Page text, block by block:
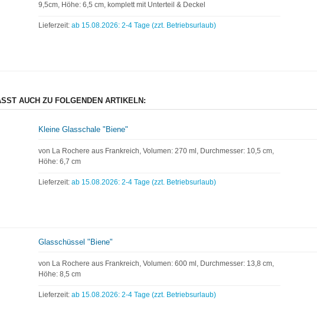
9,5cm, Höhe: 6,5 cm, komplett mit Unterteil & Deckel
Lieferzeit:ab 15.08.2026: 2-4 Tage (zzt. Betriebsurlaub)
AUCH ZU FOLGENDEN ARTIKELN:
Kleine Glasschale "Biene"
von La Rochere aus Frankreich, Volumen: 270 ml, Durchmesser: 10,5 cm,
Höhe: 6,7 cm
Lieferzeit:ab 15.08.2026: 2-4 Tage (zzt. Betriebsurlaub)
Glasschüssel "Biene"
von La Rochere aus Frankreich, Volumen: 600 ml, Durchmesser: 13,8 cm,
Höhe: 8,5 cm
Lieferzeit:ab 15.08.2026: 2-4 Tage (zzt. Betriebsurlaub)